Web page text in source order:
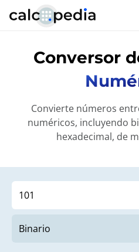
Conversor
Convierte números
numéricos, incluyendo
hexadecimal, de